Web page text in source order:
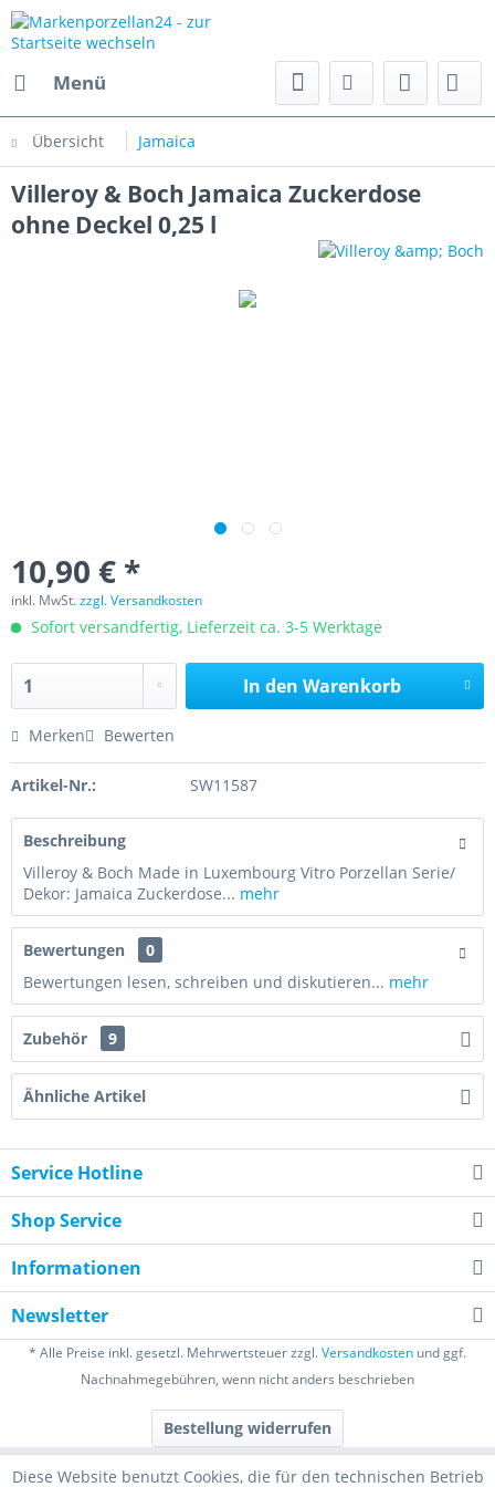
Menü
Übersicht Jamaica
Villeroy & Boch Jamaica Zuckerdose
ohne Deckel 0,25 l
10,90 € *
inkl. MwSt.zzgl. Versandkosten
Sofort versandfertig, Lieferzeit ca. 3-5 Werktage
In den Warenkorb
Merken Bewerten
Artikel-Nr.: SW11587
Beschreibung
Villeroy & Boch Made in Luxembourg Vitro Porzellan Serie/
Dekor: Jamaica Zuckerdose... mehr
Bewertungen
0
Bewertungen lesen, schreiben und diskutieren... mehr
Zubehör 9
Ähnliche Artikel
Service Hotline
Shop Service
Informationen
Newsletter
* Alle Preise inkl. gesetzl. Mehrwertsteuer zzgl.Versandkosten und ggf.
Nachnahmegebühren, wenn nicht anders beschrieben
Bestellung widerrufen
Diese Website benutzt Cookies, die für den technischen Betrieb